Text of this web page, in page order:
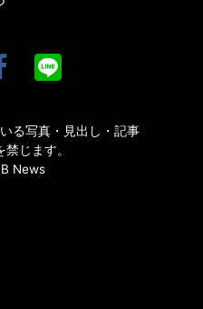
る写真・見出し・記事
じます。
News